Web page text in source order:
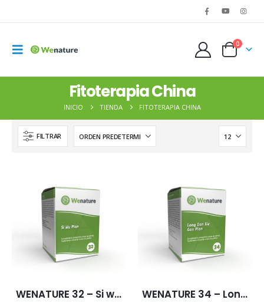
0
Fitoterapia China
INICIO TIENDA FITOTERAPIA CHINA
FILTRAR
WENATURE 32 – Si wu pian WENATURE 34 – Long Dan Xie Gan Pian
15,00€
0,05€
15,00€